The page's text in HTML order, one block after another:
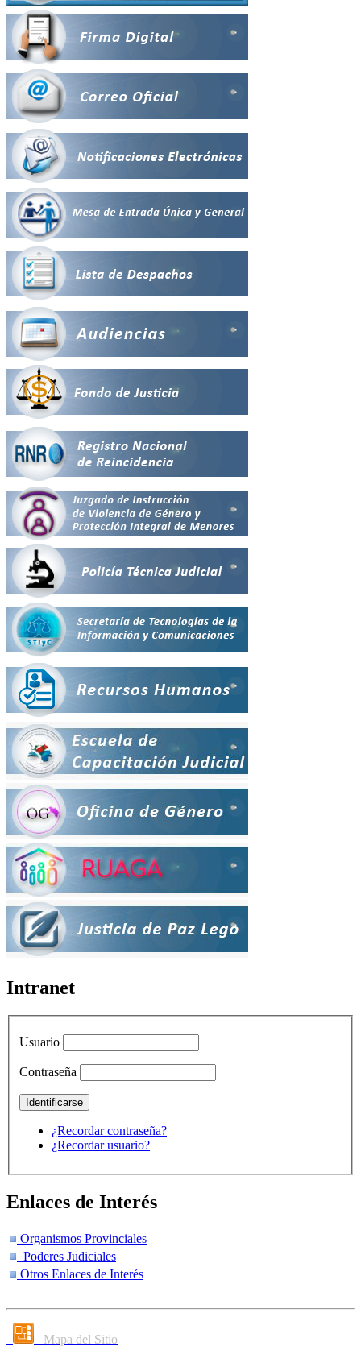
Intranet
Usuario
Contraseña
¿Recordar contraseña?
¿Recordar usuario?
Enlaces de Interés
Organismos Provinciales
Poderes Judiciales
Otros Enlaces de Interés
Mapa del Sitio